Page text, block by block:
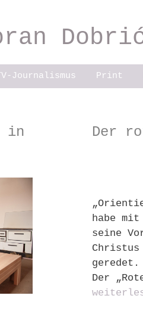
Journalismus Print
in
Der
habe
seine
Christus
geredet.
Der